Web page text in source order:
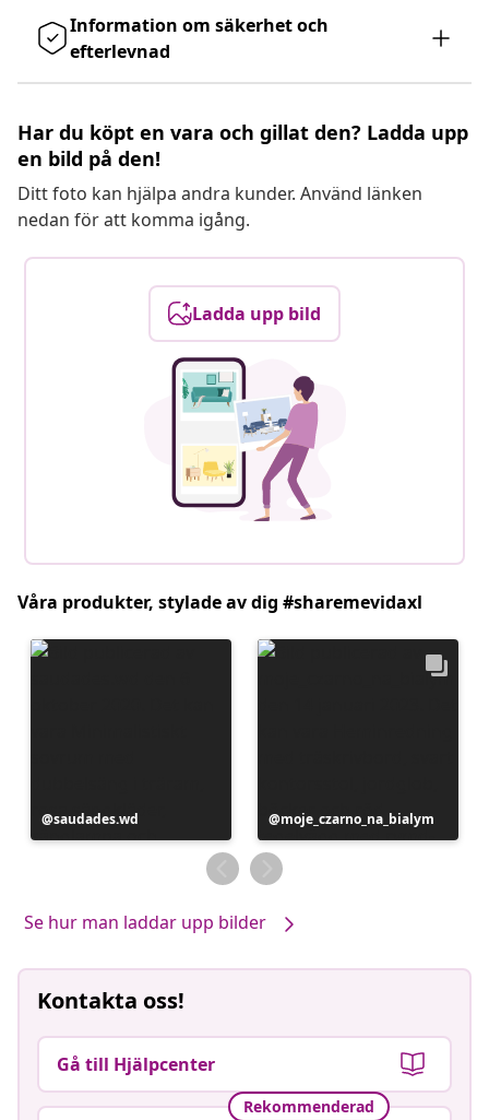
Information om säkerhet och
efterlevnad
Har du köpt en vara och gillat den? Ladda upp
en bild på den!
Ditt foto kan hjälpa andra kunder. Använd länken
nedan för att komma igång.
Ladda upp bild
Våra produkter, stylade av dig #sharemevidaxl
Inlägg
publicerat
saudades.wd
Inlägg
publicerat
av
moje_czarno_na_bialym
Se hur man laddar upp bilder
Kontakta oss!
Gå till Hjälpcenter
Rekommenderad